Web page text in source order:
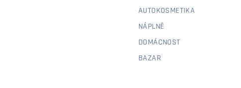
AUTOKOSMETIKA
NÁPLNĚ
DOMÁCNOST
BAZAR